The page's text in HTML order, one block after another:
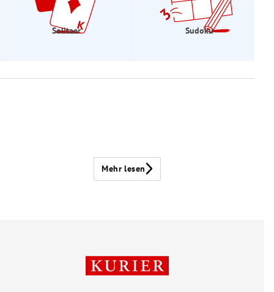
Solitaer Sudoku
Mehr lesen